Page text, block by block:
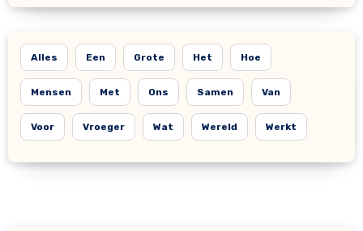
Alles Een Grote Het Hoe
Mensen Met Ons Samen Van
Voor Vroeger Wat Wereld Werkt